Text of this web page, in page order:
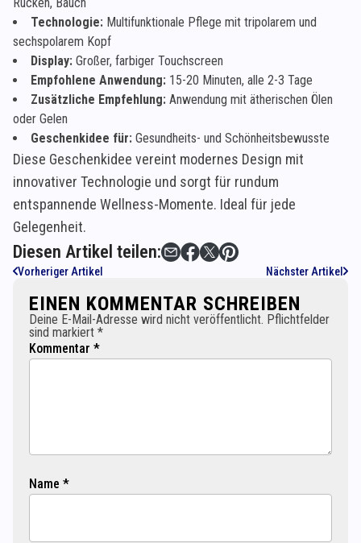
Technologie: Multifunktionale Pflege mit tripolarem und
sechspolarem Kopf
Display: Großer, farbiger Touchscreen
Empfohlene Anwendung: 15-20 Minuten, alle 2-3 Tage
Zusätzliche Empfehlung: Anwendung mit ätherischen Ölen
oder Gelen
Geschenkidee für: Gesundheits- und Schönheitsbewusste
Diese Geschenkidee vereint modernes Design mit
innovativer Technologie und sorgt für rundum
entspannende Wellness-Momente. Ideal für jede
Gelegenheit.
Diesen Artikel teilen:
Vorheriger Artikel Nächster Artikel
EINEN KOMMENTAR SCHREIBEN
Deine E-Mail-Adresse wird nicht veröffentlicht. Pflichtfelder
sind markiert *
Kommentar *
Name *